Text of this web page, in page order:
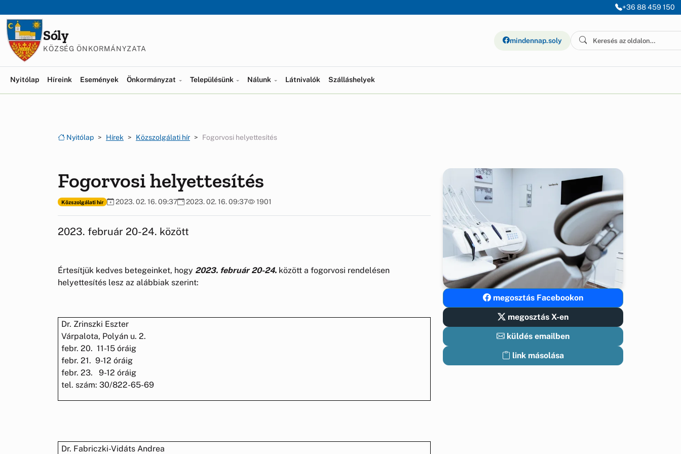
+36 88 459 150
Sóly
KÖZSÉG ÖNKORMÁNYZATA
mindennap.soly
Nyitólap Híreink Események Önkormányzat Településünk Nálunk Látnivalók Szálláshelyek
Nyitólap Hírek Közszolgálati hír Fogorvosi helyettesítés
Fogorvosi helyettesítés
Közszolgálati hír 2023. 02. 16. 09:37 2023. 02. 16. 09:37 1901
2023. február 20-24. között
Értesítjük kedves betegeinket, hogy 2023. február 20-24. között a fogorvosi rendelésen
helyettesítés lesz az alábbiak szerint:
Dr. Zrinszki Eszter
Várpalota, Polyán u. 2.
febr. 20. 11-15 óráig
febr. 21. 9-12 óráig
febr. 23. 9-12 óráig
tel. szám: 30/822-65-69
Dr. Fabriczki-Vidáts Andrea
megosztás Facebookon
megosztás X-en
küldés emailben
link másolása